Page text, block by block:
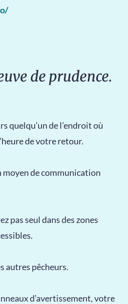
de prudence.
quelqu’un de l’endroit où
de votre retour.
moyen de communication
pas seul dans des zones
autres pêcheurs.
d’avertissement, votre